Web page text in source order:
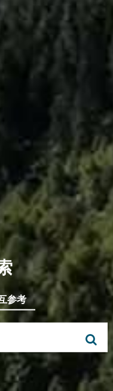
参考